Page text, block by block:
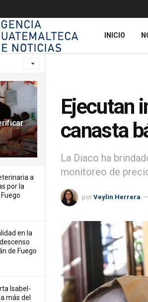
a
por la
en la
de Fuego
Isabel-
más del
INICIO
Ejecutan
canasta
La Diaco ha
monitoreo de
por Veylin Herrera